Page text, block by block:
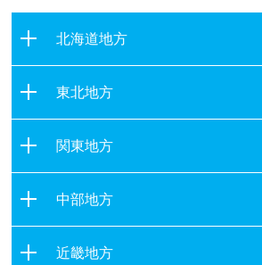
北海道地方
東北地方
宮城県
秋田県
山形県
関東地方
群馬県
中部地方
近畿地方